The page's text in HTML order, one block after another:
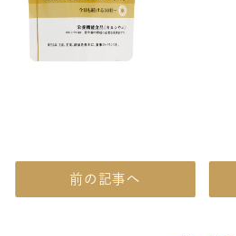
前の記事へ